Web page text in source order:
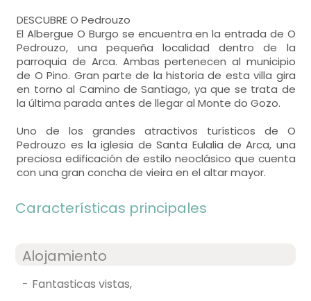
DESCUBRE O Pedrouzo
El Albergue O Burgo se encuentra en la entrada de O
Pedrouzo, una pequeña localidad dentro de la
parroquia de Arca. Ambas pertenecen al municipio
de O Pino. Gran parte de la historia de esta villa gira
en torno al Camino de Santiago, ya que se trata de
la última parada antes de llegar al Monte do Gozo.
Uno de los grandes atractivos turísticos de O
Pedrouzo es la iglesia de Santa Eulalia de Arca, una
preciosa edificación de estilo neoclásico que cuenta
con una gran concha de vieira en el altar mayor.
Características principales
Alojamiento
-
fantasticas vistas,